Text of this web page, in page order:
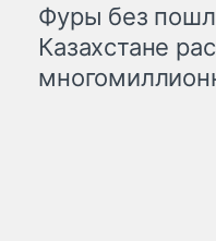
Фуры без
Казахстане